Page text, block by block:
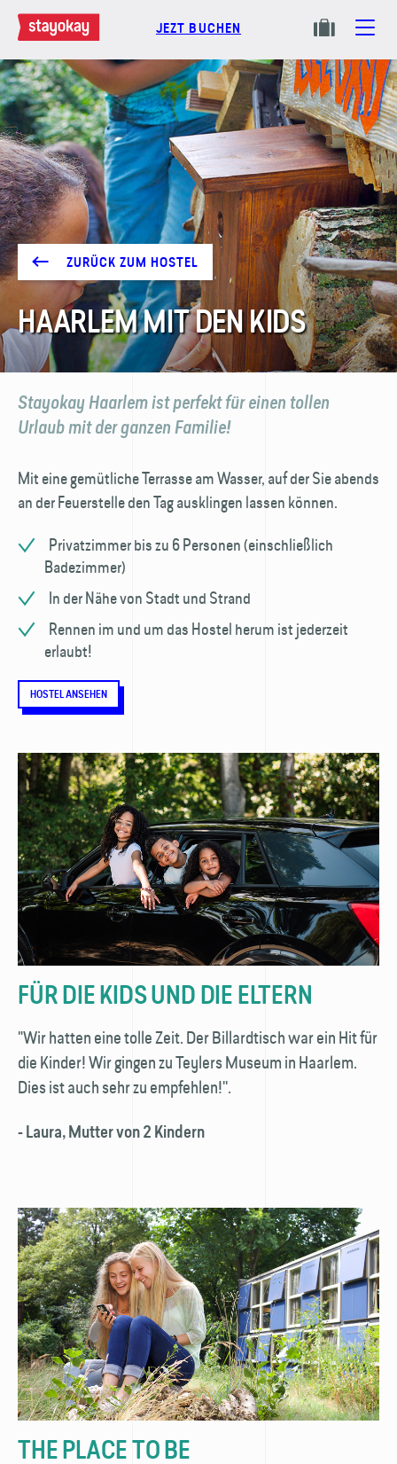
JEZT BUCHEN
ZURÜCK ZUM HOSTEL
HAARLEM MIT DEN KIDS
Stayokay Haarlem ist perfekt für einen tollen
Urlaub mit der ganzen Familie!
Mit eine gemütliche Terrasse am Wasser, auf der Sie abends
an der Feuerstelle den Tag ausklingen lassen können.
Privatzimmer bis zu 6 Personen (einschließlich
Badezimmer)
In der Nähe von Stadt und Strand
Rennen im und um das Hostel herum ist jederzeit
erlaubt!
HOSTEL ANSEHEN
FÜR DIE KIDS UND DIE ELTERN
"Wir hatten eine tolle Zeit. Der Billardtisch war ein Hit für
die Kinder! Wir gingen zu Teylers Museum in Haarlem.
Dies ist auch sehr zu empfehlen!''.
- Laura, Mutter von 2 Kindern
THE PLACE TO BE